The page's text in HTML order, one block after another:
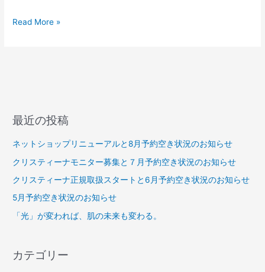
Read More »
最近の投稿
ネットショップリニューアルと8月予約空き状況のお知らせ
クリスティーナモニター募集と７月予約空き状況のお知らせ
クリスティーナ正規取扱スタートと6月予約空き状況のお知らせ
5月予約空き状況のお知らせ
「光」が変われば、肌の未来も変わる。
カテゴリー